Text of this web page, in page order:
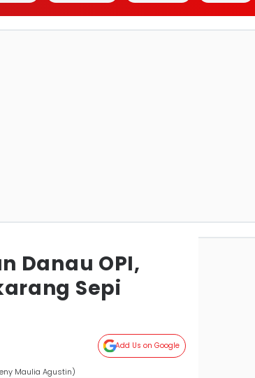
Danau OPI,
Sepi
Add Us on Google
Maulia Agustin)